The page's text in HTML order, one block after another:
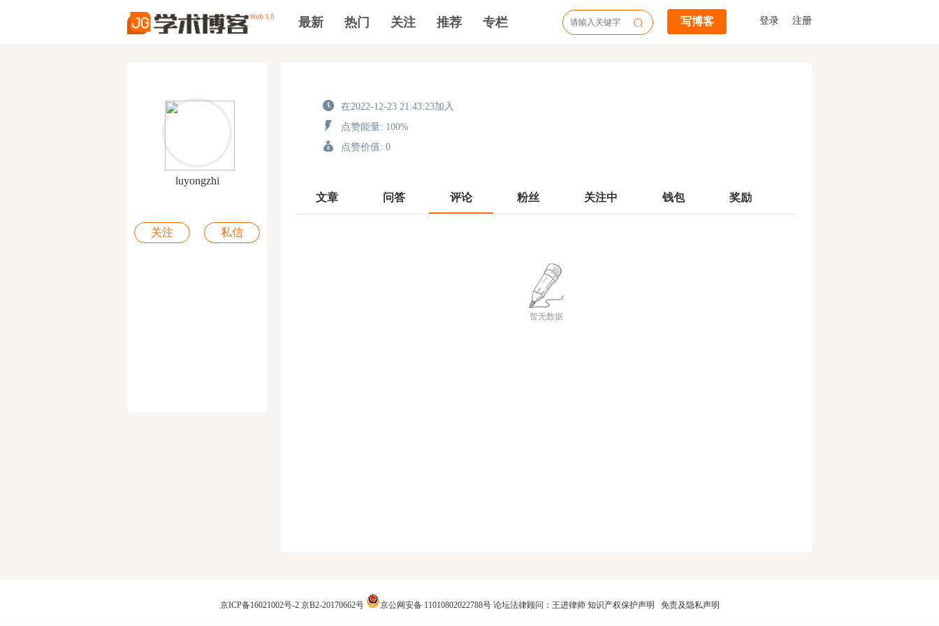
最新 热门 关注 推荐 专栏 写博客 登录 注册
luyongzhi
关注 私信
在2022-12-23 21:43:23加入
点赞能量: 100%
点赞价值: 0
文章 问答 评论 粉丝 关注中 钱包 奖励
暂无数据
京ICP备16021002号-2京B2-20170662号 京公网安备 11010802022788号 论坛法律顾问：王进律师 知识产权保护声明 免责及隐私声明